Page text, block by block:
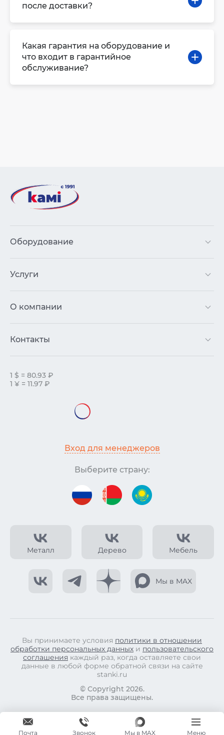
после доставки?
Какая гарантия на оборудование и
что входит в гарантийное
обслуживание?
Металл Дерево Мебель
Мы в MAX
Оборудование
Услуги
О компании
Контакты
1 $ = 80.93 ₽
1 ¥ = 11.97 ₽
Вход для менеджеров
Выберите страну:
Вы принимаете условия политики в отношении
обработки персональных данных и пользовательского
соглашения каждый раз, когда оставляете свои
данные в любой форме обратной связи на сайте
stanki.ru
© Copyright 2026.
Все права защищены.
Почта Мы в MAX Меню